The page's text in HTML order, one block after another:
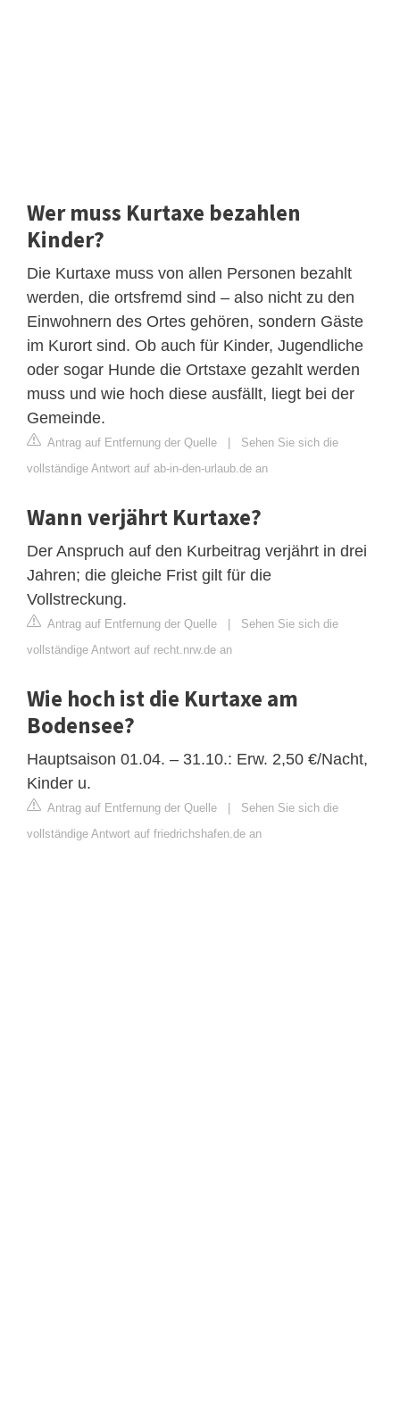
Wer muss Kurtaxe bezahlen
Kinder?
Die Kurtaxe muss von allen Personen bezahlt
werden, die ortsfremd sind – also nicht zu den
Einwohnern des Ortes gehören, sondern Gäste
im Kurort sind. Ob auch für Kinder, Jugendliche
oder sogar Hunde die Ortstaxe gezahlt werden
muss und wie hoch diese ausfällt, liegt bei der
Gemeinde.
Antrag auf Entfernung der Quelle | Sehen Sie sich die
vollständige Antwort auf ab-in-den-urlaub.de an
Wann verjährt Kurtaxe?
Der Anspruch auf den Kurbeitrag verjährt in drei
Jahren; die gleiche Frist gilt für die
Vollstreckung.
Antrag auf Entfernung der Quelle | Sehen Sie sich die
vollständige Antwort auf recht.nrw.de an
Wie hoch ist die Kurtaxe am
Bodensee?
Hauptsaison 01.04. – 31.10.: Erw. 2,50 €/Nacht,
Kinder u.
Antrag auf Entfernung der Quelle | Sehen Sie sich die
vollständige Antwort auf friedrichshafen.de an